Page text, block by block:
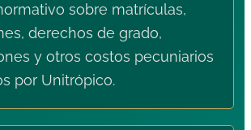
sobre matrículas,
derechos de grado,
y otros costos pecuniarios
por Unitrópico.